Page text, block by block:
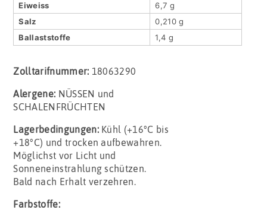
Eiweiss
6,7 g
Salz
0,210 g
Ballaststoffe
1,4 g
Zolltarifnummer: 18063290
Alergene: NÜSSEN und
SCHALENFRÜCHTEN
Lagerbedingungen: Kühl (+16°C bis
+18°C) und trocken aufbewahren.
Möglichst vor Licht und
Sonneneinstrahlung schützen.
Bald nach Erhalt verzehren.
Farbstoffe: